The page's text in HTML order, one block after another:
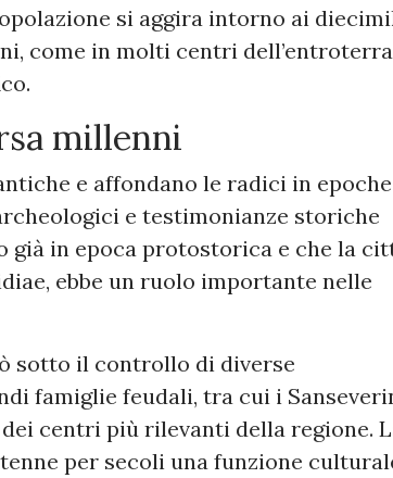
si aggira intorno ai
come in molti centri
millenni
e affondano le radici in epoche
e testimonianze storiche
in epoca protostorica e che la
ebbe un ruolo importante nelle
sotto il controllo di diverse
famiglie feudali, tra cui i
centri più rilevanti della regione.
per secoli una funzione